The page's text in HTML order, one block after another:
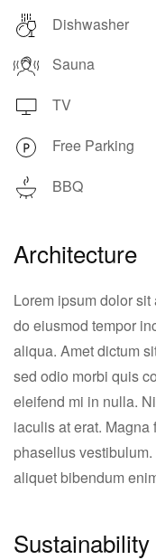
Dishwasher
Sauna
TV
Free Parking
BBQ
Architecture
Lorem ipsum dolor
do eiusmod tempor
aliqua. Amet dictum
sed odio morbi quis
eleifend mi in nulla.
iaculis at erat.
phasellus
aliquet bibendum
Sustainability